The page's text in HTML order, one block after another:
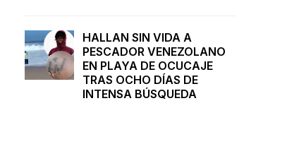
HALLAN SIN VIDA A
PESCADOR VENEZOLANO
EN PLAYA DE OCUCAJE
TRAS OCHO DÍAS DE
INTENSA BÚSQUEDA